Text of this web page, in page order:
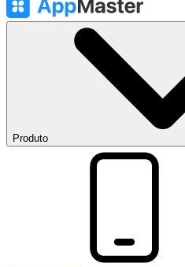
Produto